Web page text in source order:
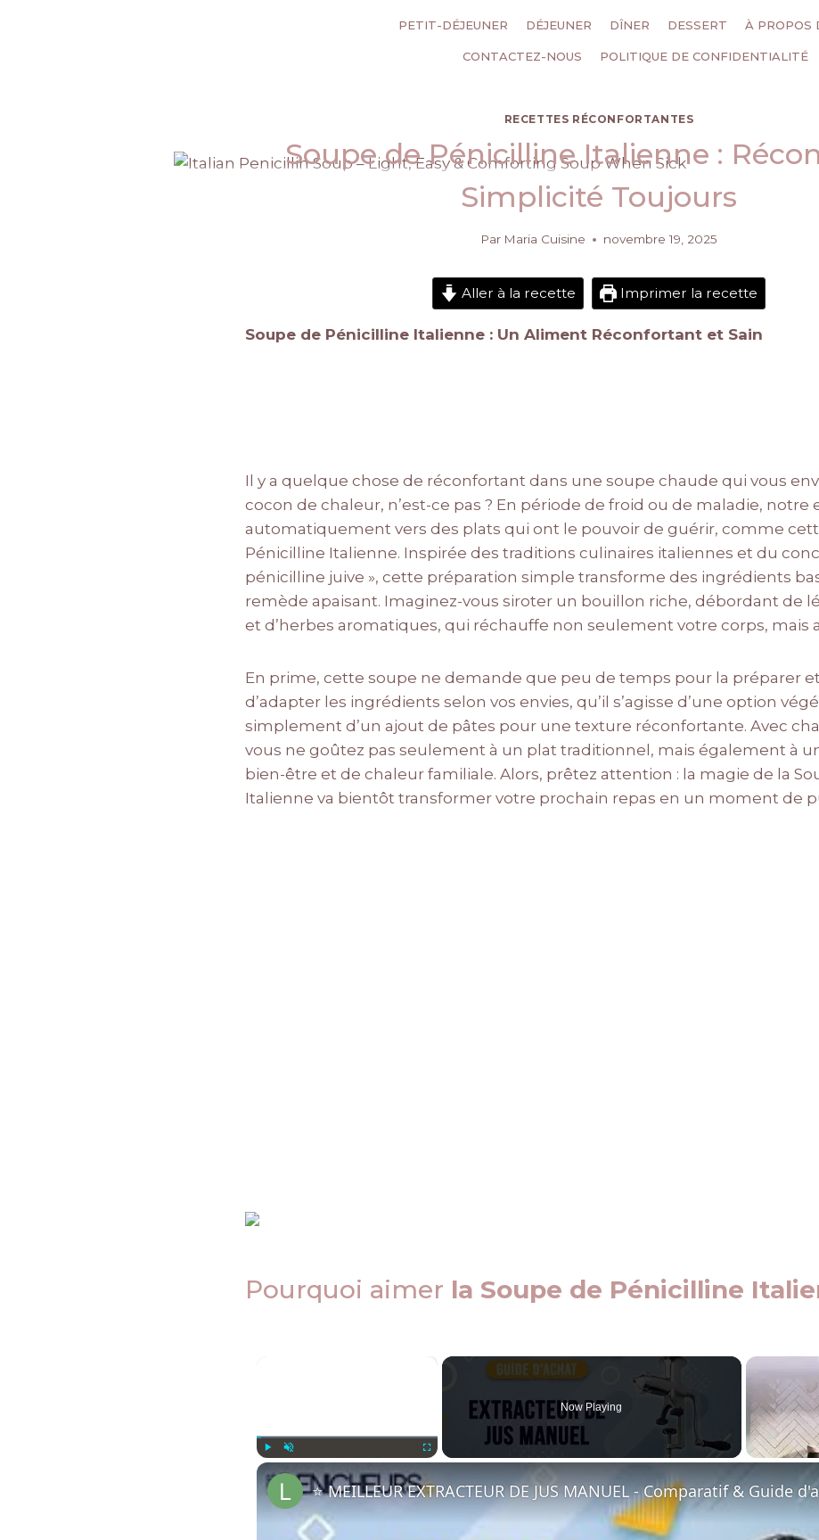
PETIT-DÉJEUNER DÉJEUNER DÎNER DESSERT À PROPOS
CONTACTEZ-NOUS POLITIQUE DE CONFIDENTIALITÉ
RECETTES RÉCONFORTANTES
Soupe de Pénicilline Italienne :
Simplicité Toujours
Par Maria Cuisine novembre 19, 2025
Aller à la recette Imprimer la recette
Soupe de Pénicilline Italienne : Un Aliment Réconfortant et Sain
Il y a quelque chose de réconfortant dans une soupe chaude qui vous
cocon de chaleur, n’est-ce pas ? En période de froid ou de maladie, notre
automatiquement vers des plats qui ont le pouvoir de guérir, comme
Pénicilline Italienne. Inspirée des traditions culinaires italiennes et du
pénicilline juive », cette préparation simple transforme des ingrédients
remède apaisant. Imaginez-vous siroter un bouillon riche, débordant de
et d’herbes aromatiques, qui réchauffe non seulement votre corps, mais
En prime, cette soupe ne demande que peu de temps pour la préparer
d’adapter les ingrédients selon vos envies, qu’il s’agisse d’une option
simplement d’un ajout de pâtes pour une texture réconfortante. Avec
vous ne goûtez pas seulement à un plat traditionnel, mais également à
bien-être et de chaleur familiale. Alors, prêtez attention : la magie de la
Italienne va bientôt transformer votre prochain repas en un moment de
Pourquoi aimer la Soupe de Pénicilline
×
Now Playing